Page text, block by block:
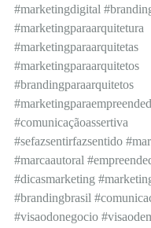
#marketingdigital
#marketingparaarquitetura
#marketingparaarquitetas
#marketingparaarquitetos
#brandingparaarquitetos
#comunicaçãoassertiva
#sefazsentirfazsentido
#marcaautoral
#dicasmarketing
#brandingbrasil
#visaodonegocio